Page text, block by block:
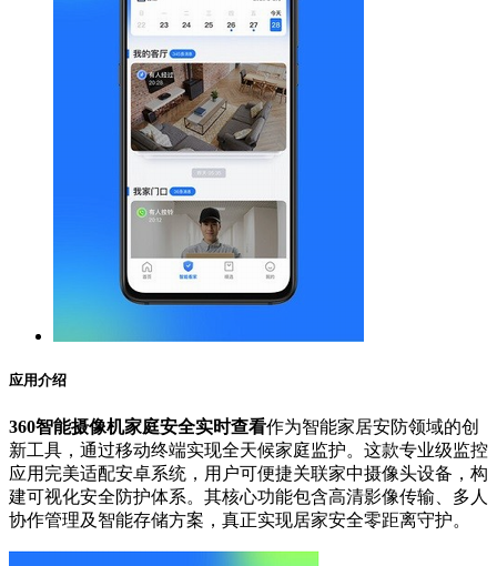
应用介绍
360智能摄像机家庭安全实时查看作为智能家居安防领域的创
新工具，通过移动终端实现全天候家庭监护。这款专业级监控
应用完美适配安卓系统，用户可便捷关联家中摄像头设备，构
建可视化安全防护体系。其核心功能包含高清影像传输、多人
协作管理及智能存储方案，真正实现居家安全零距离守护。